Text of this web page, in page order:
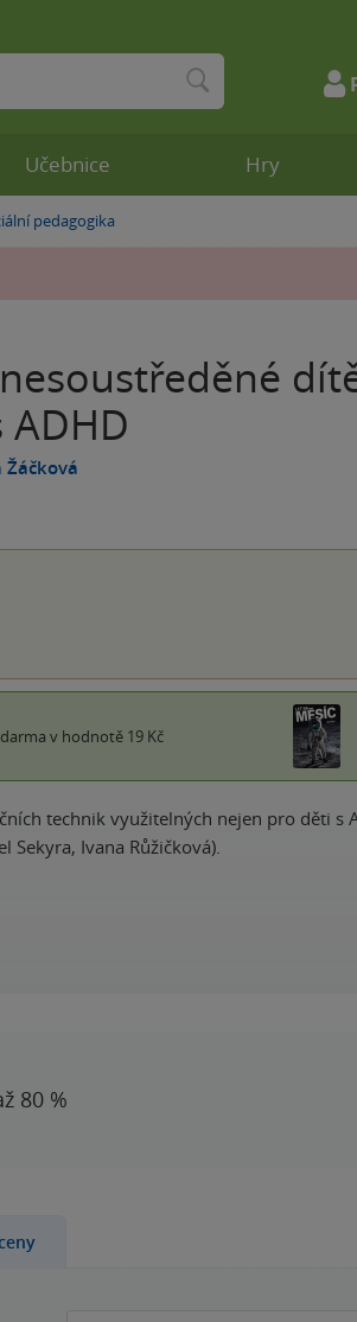
pedagogika
Žáčková
v hodnotě 19 Kč
technik využitelných nejen pro děti s
Sekyra, Ivana Růžičková).
80 %
Učebnice Hry